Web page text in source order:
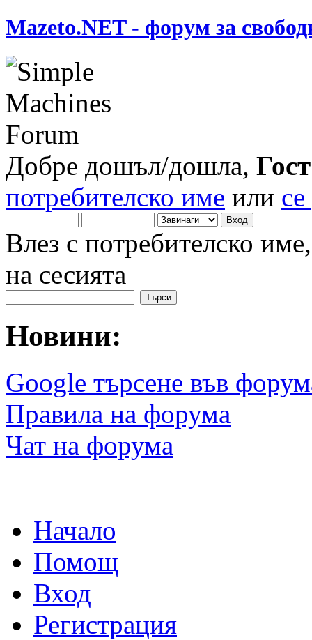
Mazeto.NET - форум за
Добре дошъл/дошла, Гост
потребителско име или
Влез с потребителско
на сесията
Новини:
Google търсене във
Правила на форума
Чат на форума
Начало
Помощ
Вход
Регистрация